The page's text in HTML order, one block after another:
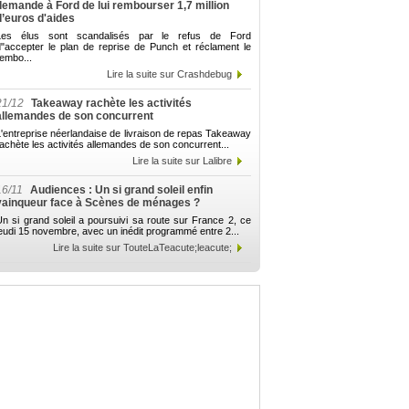
à Ford de lui rembourser 1,7 million
d'aides
élus sont scandalisés par le refus de Ford
le plan de reprise de Punch et réclament le
Lire la suite sur Crashdebug
12 Takeaway rachète les activités
de son concurrent
néerlandaise de livraison de repas Takeaway
les activités allemandes de son concurrent...
Lire la suite sur Lalibre
11
Audiences : Un si grand soleil enfin
face à Scènes de ménages ?
si grand soleil a poursuivi sa route sur France 2, ce
15 novembre, avec un inédit programmé entre 2...
Lire la suite sur TouteLaTeacute;leacute;